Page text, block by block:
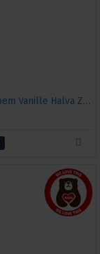
Zonnebloem Vanille Halva Zolotoi Vek, 500 gr.